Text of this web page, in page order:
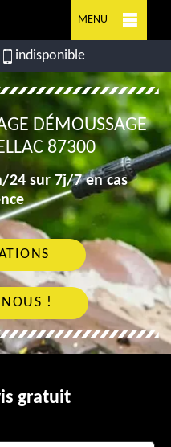
MENU
indisponible
DÉMOUSSAGE
87300
24 sur 7j/7 en cas
!
gratuit